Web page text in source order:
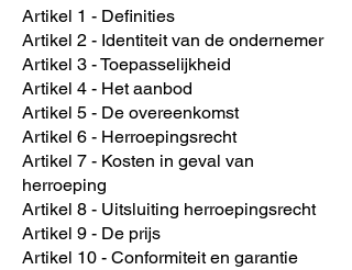
Artikel 1 - Definities
Artikel 2 - Identiteit van de ondernemer
Artikel 3 - Toepasselijkheid
Artikel 4 - Het aanbod
Artikel 5 - De overeenkomst
Artikel 6 - Herroepingsrecht
Artikel 7 - Kosten in geval van
herroeping
Artikel 8 - Uitsluiting herroepingsrecht
Artikel 9 - De prijs
Artikel 10 - Conformiteit en garantie